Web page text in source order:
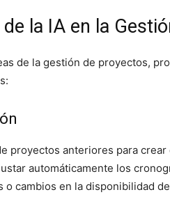
la IA en la
de la gestión de proyectos,
proyectos anteriores para crear
automáticamente los
cambios en la disponibilidad